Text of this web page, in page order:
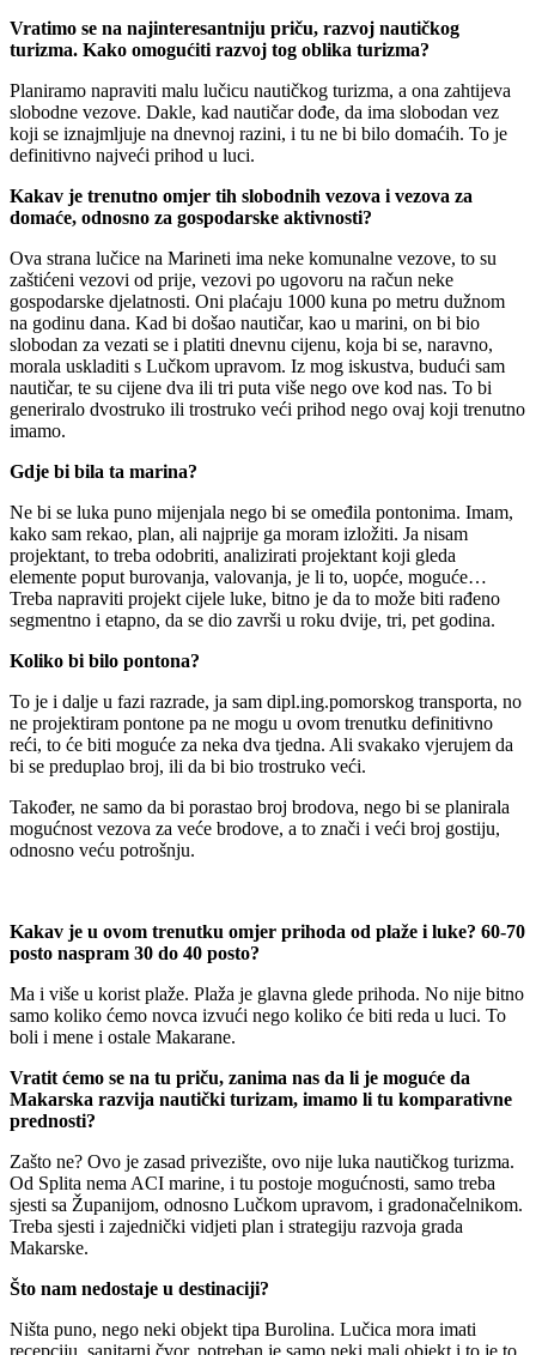
Vratimo se na najinteresantniju priču, razvoj nautičkog
turizma. Kako omogućiti razvoj tog oblika turizma?
Planiramo napraviti malu lučicu nautičkog turizma, a ona zahtijeva
slobodne vezove. Dakle, kad nautičar dođe, da ima slobodan vez
koji se iznajmljuje na dnevnoj razini, i tu ne bi bilo domaćih. To je
definitivno najveći prihod u luci.
Kakav je trenutno omjer tih slobodnih vezova i vezova za
domaće, odnosno za gospodarske aktivnosti?
Ova strana lučice na Marineti ima neke komunalne vezove, to su
zaštićeni vezovi od prije, vezovi po ugovoru na račun neke
gospodarske djelatnosti. Oni plaćaju 1000 kuna po metru dužnom
na godinu dana. Kad bi došao nautičar, kao u marini, on bi bio
slobodan za vezati se i platiti dnevnu cijenu, koja bi se, naravno,
morala uskladiti s Lučkom upravom. Iz mog iskustva, budući sam
nautičar, te su cijene dva ili tri puta više nego ove kod nas. To bi
generiralo dvostruko ili trostruko veći prihod nego ovaj koji trenutno
imamo.
Gdje bi bila ta marina?
Ne bi se luka puno mijenjala nego bi se omeđila pontonima. Imam,
kako sam rekao, plan, ali najprije ga moram izložiti. Ja nisam
projektant, to treba odobriti, analizirati projektant koji gleda
elemente poput burovanja, valovanja, je li to, uopće, moguće…
Treba napraviti projekt cijele luke, bitno je da to može biti rađeno
segmentno i etapno, da se dio završi u roku dvije, tri, pet godina.
Koliko bi bilo pontona?
To je i dalje u fazi razrade, ja sam dipl.ing.pomorskog transporta, no
ne projektiram pontone pa ne mogu u ovom trenutku definitivno
reći, to će biti moguće za neka dva tjedna. Ali svakako vjerujem da
bi se preduplao broj, ili da bi bio trostruko veći.
Također, ne samo da bi porastao broj brodova, nego bi se planirala
mogućnost vezova za veće brodove, a to znači i veći broj gostiju,
odnosno veću potrošnju.
Kakav je u ovom trenutku omjer prihoda od plaže i luke? 60-70
posto naspram 30 do 40 posto?
Ma i više u korist plaže. Plaža je glavna glede prihoda. No nije bitno
samo koliko ćemo novca izvući nego koliko će biti reda u luci. To
boli i mene i ostale Makarane.
Vratit ćemo se na tu priču, zanima nas da li je moguće da
Makarska razvija nautički turizam, imamo li tu komparativne
prednosti?
Zašto ne? Ovo je zasad privezište, ovo nije luka nautičkog turizma.
Od Splita nema ACI marine, i tu postoje mogućnosti, samo treba
sjesti sa Županijom, odnosno Lučkom upravom, i gradonačelnikom.
Treba sjesti i zajednički vidjeti plan i strategiju razvoja grada
Makarske.
Što nam nedostaje u destinaciji?
Ništa puno, nego neki objekt tipa Burolina. Lučica mora imati
recepciju, sanitarni čvor, potreban je samo neki mali objekt i to je to.